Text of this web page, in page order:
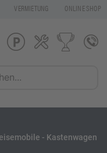
VERMIETUNG ONLINE SHOP
- Kastenwagen